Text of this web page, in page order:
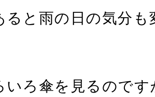
ると雨の日の気分
いろ傘を見るのです